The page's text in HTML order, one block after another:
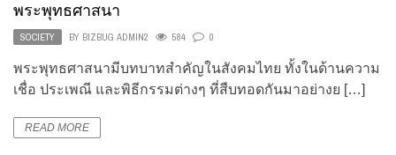
พระพุทธศาสนา
SOCIETY BY BIZBUG ADMIN2 584 0
พระพุทธศาสนามีบทบาทสำคัญในสังคมไทย ทั้งในด้านความ
เชื่อ ประเพณี และพิธีกรรมต่างๆ ที่สืบทอดกันมาอย่างย […]
READ MORE